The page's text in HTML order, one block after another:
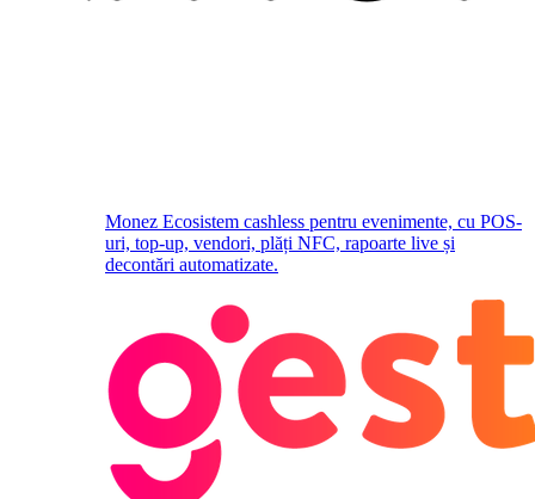
Monez Ecosistem cashless pentru evenimente, cu POS-
uri, top-up, vendori, plăți NFC, rapoarte live și
decontări automatizate.